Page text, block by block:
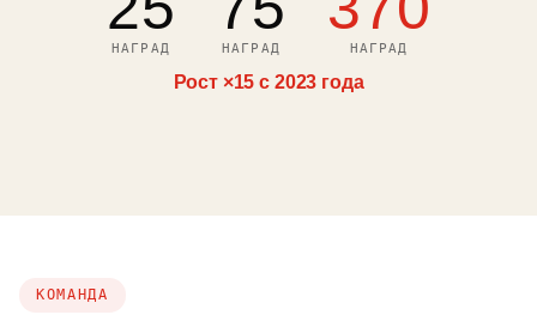
НАГРАД НАГРАД НАГРАД
Рост ×15 с 2023 года
КОМАНДА